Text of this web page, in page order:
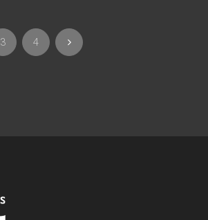
3 4